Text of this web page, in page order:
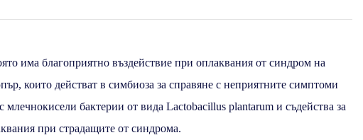
има благоприятно въздействие при оплаквания от синдром на
които действат в симбиоза за справяне с неприятните симптоми
млечнокисели бактерии от видa Lactobacillus plantarum и съдейства за
при страдащите от синдрома.